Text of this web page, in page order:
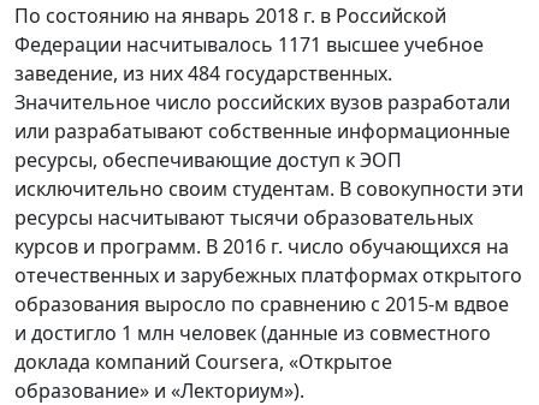
По состоянию на январь 2018 г. в Российской
Федерации насчитывалось 1171 высшее учебное
заведение, из них 484 государственных.
Значительное число российских вузов разработали
или разрабатывают собственные информационные
ресурсы, обеспечивающие доступ к ЭОП
исключительно своим студентам. В совокупности эти
ресурсы насчитывают тысячи образовательных
курсов и программ. В 2016 г. число обучающихся на
отечественных и зарубежных платформах открытого
образования выросло по сравнению с 2015-м вдвое
и достигло 1 млн человек (данные из совместного
доклада компаний Coursera, «Открытое
образование» и «Лекториум»).